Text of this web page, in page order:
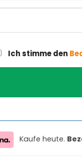
Ich stimme den
Kaufe heute.